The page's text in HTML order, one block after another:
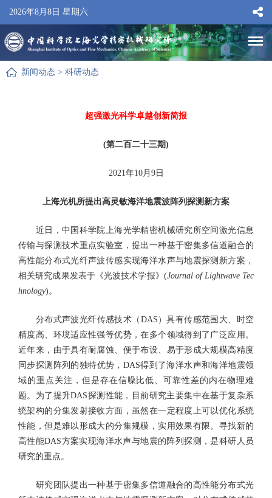
2026年8月8日 星期六
新闻动态 > 科研动态
超强激光科学卓越创新简报
(第二百二十三期)
2021年10月9日
上海光机所提出高灵敏海洋地震波阵列探测新方案
近日，中国科学院上海光学精密机械研究所空间激光信息
传输与探测技术重点实验室，提出一种基于密集多信道融合的
高性能分布式光纤声波传感实现海洋水声与地震探测新方案，
相关研究成果发表于《光波技术学报》(Journal of Lightwave Tec
hnology)。
分布式声波光纤传感技术（DAS）具有传感范围大、时空
精度高、环境适应性强等优势，在多个领域得到了广泛应用。
近年来，由于具有耐腐蚀、便于布设、易于形成大规模高精度
同步探测阵列的独特优势，DAS得到了海洋水声和海洋地震领
域的重点关注，但是存在信噪比低、可靠性差的内在物理难
题。为了提升DAS探测性能，目前研究主要集中在基于复杂系
统架构的分集发射接收方面，虽然在一定程度上可以优化系统
性能，但是难以形成大的分集规模，实用效果有限。寻找新的
高性能DAS方案实现海洋水声与地震的阵列探测，是科研人员
研究的重点。
研究团队提出一种基于密集多信道融合的高性能分布式光